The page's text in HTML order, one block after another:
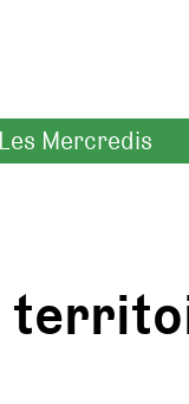
Les Mercredis